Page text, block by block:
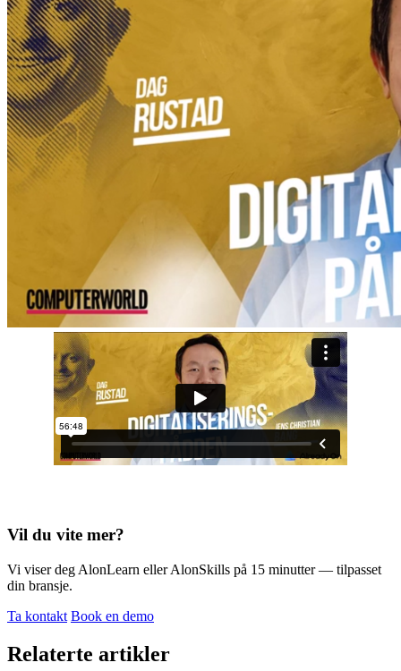
Vil du vite mer?
Vi viser deg AlonLearn eller AlonSkills på 15 minutter — tilpasset
din bransje.
Ta kontakt Book en demo
Relaterte artikler